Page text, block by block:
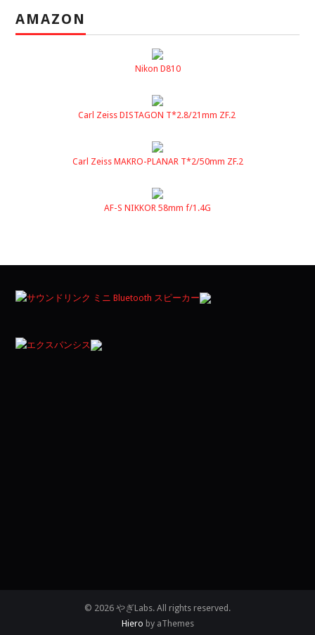
AMAZON
Nikon D810
Carl Zeiss DISTAGON T*2.8/21mm ZF.2
Carl Zeiss MAKRO-PLANAR T*2/50mm ZF.2
AF-S NIKKOR 58mm f/1.4G
© 2026 やぎLabs. All rights reserved.
Hiero by aThemes